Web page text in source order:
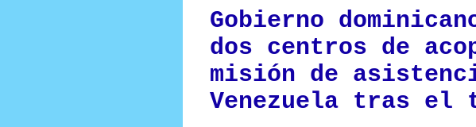
Gobierno
dos centros de
misión de
Venezuela tras el